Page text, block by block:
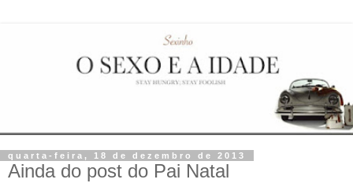
quarta-feira, 18 de dezembro de 2013
Ainda do post do Pai Natal